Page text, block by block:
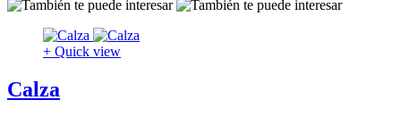
+ Quick view
Calza